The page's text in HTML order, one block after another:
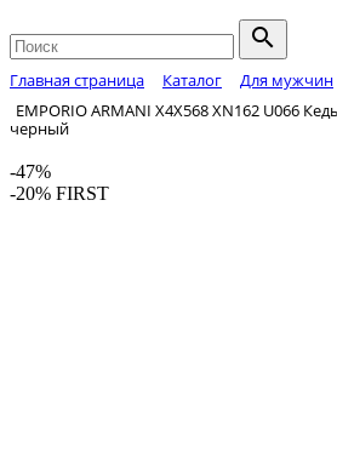
search
Главная страница Каталог Для мужчин
EMPORIO ARMANI X4X568 XN162 U066
черный
-47%
-20% FIRST